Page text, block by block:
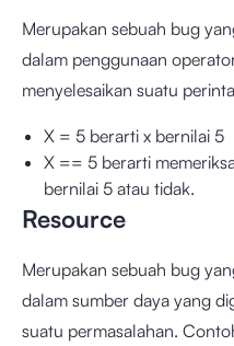
Merupakan sebuah bug
dalam penggunaan
menyelesaikan suatu
X = 5 berarti x bernilai 5
X == 5 berarti
bernilai 5 atau tidak.
Resource
Merupakan sebuah bug
dalam sumber daya yang
suatu permasalahan.